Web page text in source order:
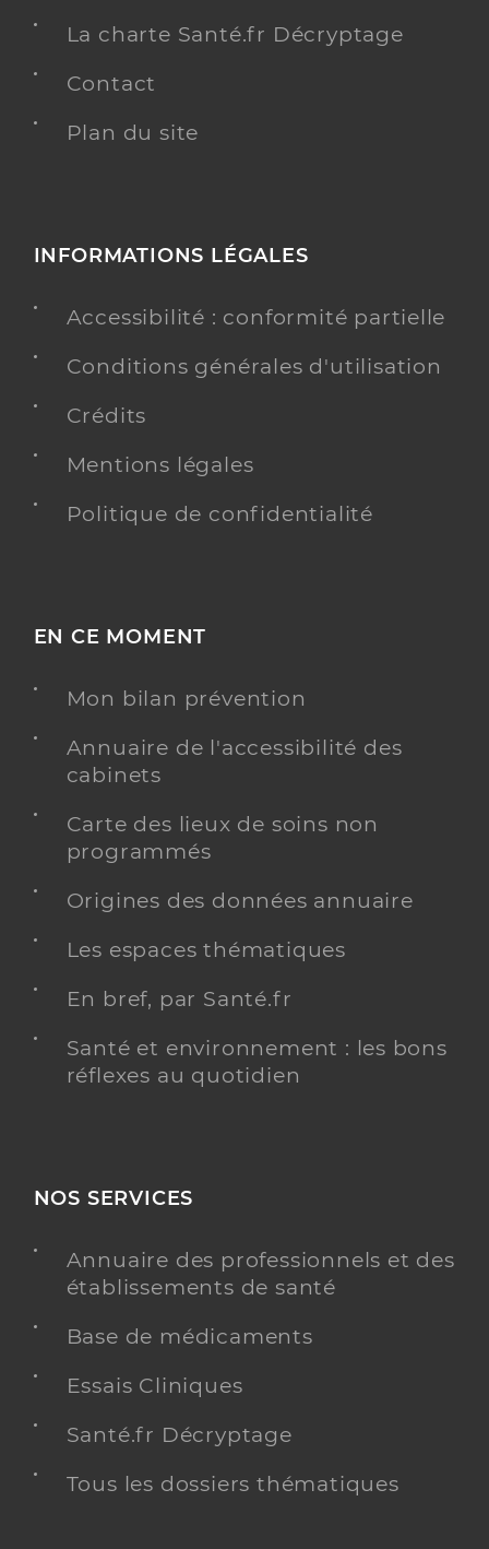
La charte Santé.fr Décryptage
Contact
Plan du site
INFORMATIONS LÉGALES
Accessibilité : conformité partielle
Conditions générales d'utilisation
Crédits
Mentions légales
Politique de confidentialité
EN CE MOMENT
Mon bilan prévention
Annuaire de l'accessibilité des
cabinets
Carte des lieux de soins non
programmés
Origines des données annuaire
Les espaces thématiques
En bref, par Santé.fr
Santé et environnement : les bons
réflexes au quotidien
NOS SERVICES
Annuaire des professionnels et des
établissements de santé
Base de médicaments
Essais Cliniques
Santé.fr Décryptage
Tous les dossiers thématiques